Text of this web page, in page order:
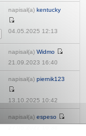
napisał(a) kentucky
04.05.2025 12:13
napisał(a) Widmo
21.09.2023 16:40
napisał(a) piernik123
13.10.2025 10:42
napisał(a) espeso